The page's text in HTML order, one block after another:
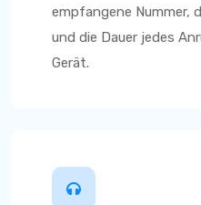
empfangene Nummer,
und die Dauer jedes
Gerät.